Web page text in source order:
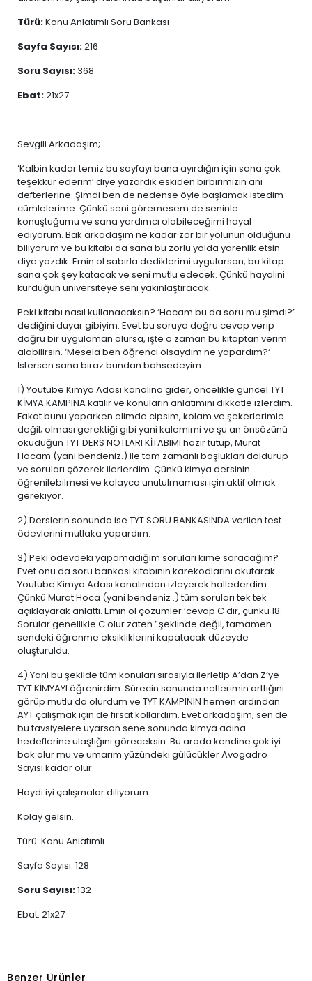
Türü:Konu Anlatımlı Soru Bankası
Sayfa Sayısı:216
Soru Sayısı:368
Ebat:21x27
Sevgili Arkadaşım;
‘Kalbin kadar temiz bu sayfayı bana ayırdığın için sana çok
teşekkür ederim’ diye yazardık eskiden birbirimizin anı
defterlerine. Şimdi ben de nedense öyle başlamak istedim
cümlelerime. Çünkü seni göremesem de seninle
konuştuğumu ve sana yardımcı olabileceğimi hayal
ediyorum. Bak arkadaşım ne kadar zor bir yolunun olduğunu
biliyorum ve bu kitabı da sana bu zorlu yolda yarenlik etsin
diye yazdık. Emin ol sabırla dediklerimi uygularsan, bu kitap
sana çok şey katacak ve seni mutlu edecek. Çünkü hayalini
kurduğun üniversiteye seni yakınlaştıracak.
Peki kitabı nasıl kullanacaksın? ‘Hocam bu da soru mu şimdi?’
dediğini duyar gibiyim. Evet bu soruya doğru cevap verip
doğru bir uygulaman olursa, işte o zaman bu kitaptan verim
alabilirsin. ‘Mesela ben öğrenci olsaydım ne yapardım?‘
İstersen sana biraz bundan bahsedeyim.
1) Youtube Kimya Adası kanalına gider, öncelikle güncel TYT
KİMYA KAMPINA katılır ve konuların anlatımını dikkatle izlerdim.
Fakat bunu yaparken elimde cipsim, kolam ve şekerlerimle
değil; olması gerektiği gibi yani kalemimi ve şu an önsözünü
okuduğun TYT DERS NOTLARI KİTABIMI hazır tutup, Murat
Hocam (yani bendeniz.) ile tam zamanlı boşlukları doldurup
ve soruları çözerek ilerlerdim. Çünkü kimya dersinin
öğrenilebilmesi ve kolayca unutulmaması için aktif olmak
gerekiyor.
2) Derslerin sonunda ise TYT SORU BANKASINDA verilen test
ödevlerini mutlaka yapardım.
3) Peki ödevdeki yapamadığım soruları kime soracağım?
Evet onu da soru bankası kitabının karekodlarını okutarak
Youtube Kimya Adası kanalından izleyerek hallederdim.
Çünkü Murat Hoca (yani bendeniz .) tüm soruları tek tek
açıklayarak anlattı. Emin ol çözümler ‘cevap C dir, çünkü 18.
Sorular genellikle C olur zaten.’ şeklinde değil, tamamen
sendeki öğrenme eksikliklerini kapatacak düzeyde
oluşturuldu.
4) Yani bu şekilde tüm konuları sırasıyla ilerletip A’dan Z’ye
TYT KİMYAYI öğrenirdim. Sürecin sonunda netlerimin arttığını
görüp mutlu da olurdum ve TYT KAMPININ hemen ardından
AYT çalışmak için de fırsat kollardım. Evet arkadaşım, sen de
bu tavsiyelere uyarsan sene sonunda kimya adına
hedeflerine ulaştığını göreceksin. Bu arada kendine çok iyi
bak olur mu ve umarım yüzündeki gülücükler Avogadro
Sayısı kadar olur.
Haydi iyi çalışmalar diliyorum.
Kolay gelsin.
Türü: Konu Anlatımlı
Sayfa Sayısı: 128
Soru Sayısı:132
Ebat: 21x27
Benzer Ürünler